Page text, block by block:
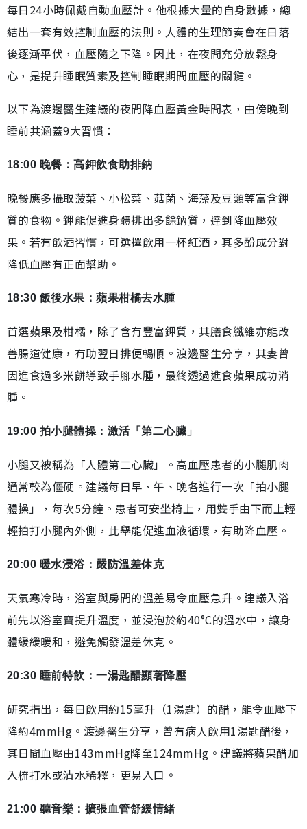
每日24小時佩戴自動血壓計。他根據大量的自身數據，總
結出一套有效控制血壓的法則。人體的生理節奏會在日落
後逐漸平伏，血壓隨之下降。因此，在夜間充分放鬆身
心，是提升睡眠質素及控制睡眠期間血壓的關鍵。
以下為渡邊醫生建議的夜間降血壓黃金時間表，由傍晚到
睡前共涵蓋9大習慣：
18:00 晚餐：高鉀飲食助排鈉
晚餐應多攝取菠菜、小松菜、菇菌、海藻及豆類等富含鉀
質的食物。鉀能促進身體排出多餘鈉質，達到降血壓效
果。若有飲酒習慣，可選擇飲用一杯紅酒，其多酚成分對
降低血壓有正面幫助。
18:30 飯後水果：蘋果柑橘去水腫
首選蘋果及柑橘，除了含有豐富鉀質，其膳食纖維亦能改
善腸道健康，有助翌日排便暢順。渡邊醫生分享，其妻曾
因進食過多米餅導致手腳水腫，最終透過進食蘋果成功消
腫。
19:00 拍小腿體操：激活「第二心臟」
小腿又被稱為「人體第二心臟」。高血壓患者的小腿肌肉
通常較為僵硬。建議每日早、午、晚各進行一次「拍小腿
體操」，每次5分鐘。患者可安坐椅上，用雙手由下而上輕
輕拍打小腿內外側，此舉能促進血液循環，有助降血壓。
20:00 暖水浸浴：嚴防溫差休克
天氣寒冷時，浴室與房間的溫差易令血壓急升。建議入浴
前先以浴室寶提升溫度，並浸泡於約40°C的溫水中，讓身
體緩緩暖和，避免觸發溫差休克。
20:30 睡前特飲：一湯匙醋顯著降壓
研究指出，每日飲用約15毫升（1湯匙）的醋，能令血壓下
降約4mmHg。渡邊醫生分享，曾有病人飲用1湯匙醋後，
其日間血壓由143mmHg降至124mmHg。建議將蘋果醋加
入梳打水或清水稀釋，更易入口。
21:00 聽音樂：擴張血管舒緩情緒